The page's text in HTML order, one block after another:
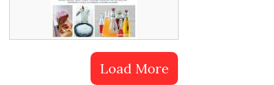
fruits de votre travail !
La conservation
Load More